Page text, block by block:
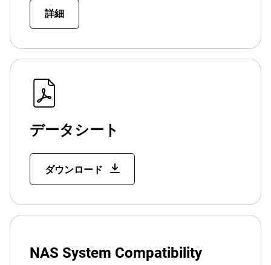
詳細
データシート
ダウンロード
NAS System Compatibility